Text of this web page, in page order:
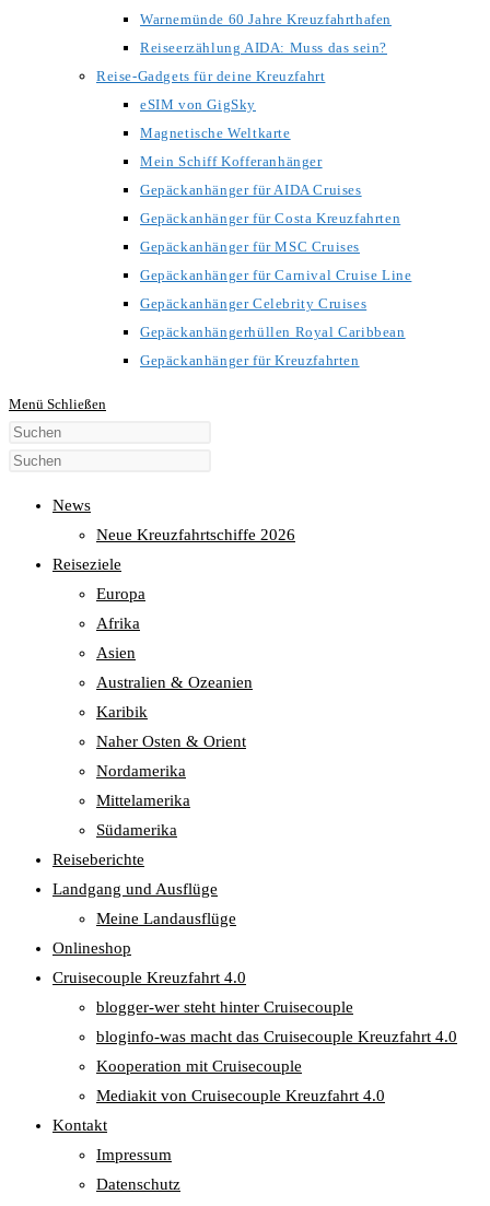
Warnemünde 60 Jahre Kreuzfahrthafen
Reiseerzählung AIDA: Muss das sein?
Reise-Gadgets für deine Kreuzfahrt
eSIM von GigSky
Magnetische Weltkarte
Mein Schiff Kofferanhänger
Gepäckanhänger für AIDA Cruises
Gepäckanhänger für Costa Kreuzfahrten
Gepäckanhänger für MSC Cruises
Gepäckanhänger für Carnival Cruise Line
Gepäckanhänger Celebrity Cruises
Gepäckanhängerhüllen Royal Caribbean
Gepäckanhänger für Kreuzfahrten
Menü Schließen
Diese
Website
News
Neue Kreuzfahrtschiffe 2026
Reiseziele
Europa
Afrika
Asien
Australien & Ozeanien
Karibik
Naher Osten & Orient
Nordamerika
Mittelamerika
Südamerika
Reiseberichte
Landgang und Ausflüge
Meine Landausflüge
Onlineshop
Cruisecouple Kreuzfahrt 4.0
blogger-wer steht hinter Cruisecouple
bloginfo-was macht das Cruisecouple Kreuzfahrt 4.0
Kooperation mit Cruisecouple
Mediakit von Cruisecouple Kreuzfahrt 4.0
Kontakt
Impressum
Datenschutz